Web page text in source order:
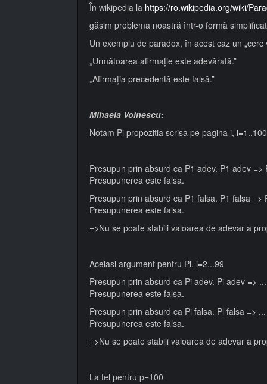
În wikipedia la https://ro.wikipedia.org/wiki/
găsim problema noastră într-o formă
Un exemplu de paradox, în acest caz un
„Următoarea afirmație este adevărată.”
„Afirmația precedentă este falsă.”
Mihaela Voinescu:
Notam Pi propozitia scrisa pe pagina i, i=1..100
Presupun prin absurd ca P1 adev. P1 adev
Presupunerea este falsa.
Presupun prin absurd ca P1 falsa. P1 falsa
Presupunerea este falsa.
=>Nu se poate stabili valoarea de adevar a
Acelasi argument pentru Pi, i=2...99
Presupun prin absurd ca Pi adev. Pi adev =>
Presupunerea este falsa.
Presupun prin absurd ca Pi falsa. Pi falsa =>
Presupunerea este falsa.
=>Nu se poate stabili valoarea de adevar a
La fel pentru p=100